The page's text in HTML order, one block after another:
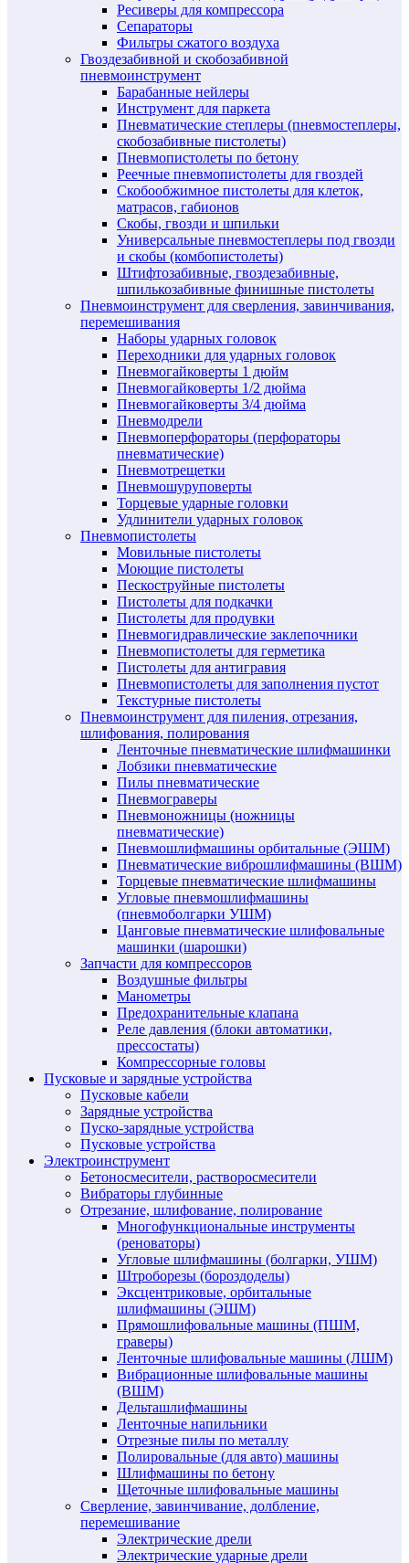
Ресиверы для компрессора
Сепараторы
Фильтры сжатого воздуха
Гвоздезабивной и скобозабивной
пневмоинструмент
Барабанные нейлеры
Инструмент для паркета
Пневматические степлеры (пневмостеплеры,
скобозабивные пистолеты)
Пневмопистолеты по бетону
Реечные пневмопистолеты для гвоздей
Скобообжимное пистолеты для клеток,
матрасов, габионов
Скобы, гвозди и шпильки
Универсальные пневмостеплеры под гвозди
и скобы (комбопистолеты)
Штифтозабивные, гвоздезабивные,
шпилькозабивные финишные пистолеты
Пневмоинструмент для сверления, завинчивания,
перемешивания
Наборы ударных головок
Переходники для ударных головок
Пневмогайковерты 1 дюйм
Пневмогайковерты 1/2 дюйма
Пневмогайковерты 3/4 дюйма
Пневмодрели
Пневмоперфораторы (перфораторы
пневматические)
Пневмотрещетки
Пневмошуруповерты
Торцевые ударные головки
Удлинители ударных головок
Пневмопистолеты
Мовильные пистолеты
Моющие пистолеты
Пескоструйные пистолеты
Пистолеты для подкачки
Пистолеты для продувки
Пневмогидравлические заклепочники
Пневмопистолеты для герметика
Пистолеты для антигравия
Пневмопистолеты для заполнения пустот
Текстурные пистолеты
Пневмоинструмент для пиления, отрезания,
шлифования, полирования
Ленточные пневматические шлифмашинки
Лобзики пневматические
Пилы пневматические
Пневмограверы
Пневмоножницы (ножницы
пневматические)
Пневмошлифмашины орбитальные (ЭШМ)
Пневматические виброшлифмашины (ВШМ)
Торцевые пневматические шлифмашины
Угловые пневмошлифмашины
(пневмоболгарки УШМ)
Цанговые пневматические шлифовальные
машинки (шарошки)
Запчасти для компрессоров
Воздушные фильтры
Манометры
Предохранительные клапана
Реле давления (блоки автоматики,
прессостаты)
Компрессорные головы
Пусковые и зарядные устройства
Пусковые кабели
Зарядные устройства
Пуско-зарядные устройства
Пусковые устройства
Электроинструмент
Бетоносмесители, растворосмесители
Вибраторы глубинные
Отрезание, шлифование, полирование
Многофункциональные инструменты
(реноваторы)
Угловые шлифмашины (болгарки, УШМ)
Штроборезы (бороздоделы)
Эксцентриковые, орбитальные
шлифмашины (ЭШМ)
Прямошлифовальные машины (ПШМ,
граверы)
Ленточные шлифовальные машины (ЛШМ)
Вибрационные шлифовальные машины
(ВШМ)
Дельташлифмашины
Ленточные напильники
Отрезные пилы по металлу
Полировальные (для авто) машины
Шлифмашины по бетону
Щеточные шлифовальные машины
Сверление, завинчивание, долбление,
перемешивание
Электрические дрели
Электрические ударные дрели